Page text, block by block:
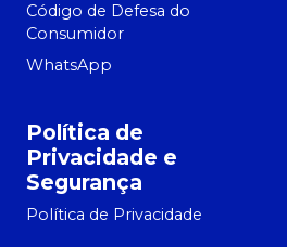
Código de Defesa do
Consumidor
WhatsApp
Política de
Privacidade e
Segurança
Política de Privacidade